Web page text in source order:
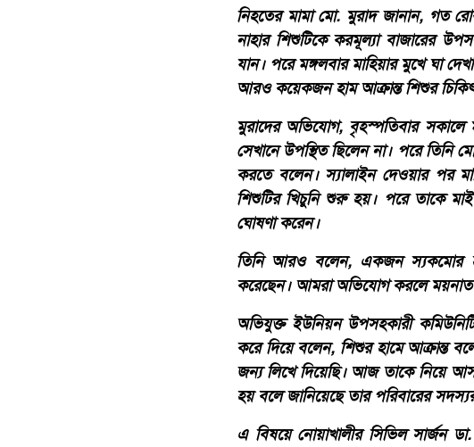
নিহতের মামা মো. মুরাদ জানান, গত
নাহার শিশুটিকে করমূল্যা বাজারের
যান। পরে মঙ্গলবার মাহিয়ার মুখে ঘা
আরও কয়েকজন হাম আক্রান্ত শিশুর
মুরাদের অভিযোগ, বৃহস্পতিবার সকালে
সেখানে উপস্থিত ছিলেন না। পরে তিনি
করতে বলেন। স্যালাইন দেওয়ার পর
শিশুটির খিচুনি শুরু হয়। পরে তাকে
ঘোষণা করেন।
তিনি আরও বলেন, একজন স্যকমোর
করেছেন। আমরা অভিযোগ করলে
অভিযুক্ত ইউনিয়ন উপসহকারী
করে দিয়ে বলেন, শিশুর হামে আক্রান্ত
জন্য লিখে দিয়েছি। আজ তাকে নিয়ে
হয় বলে জানিয়েছে তার পরিবারের
এ বিষয়ে নোয়াখালীর সিভিল সার্জন